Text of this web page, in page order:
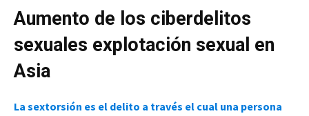
Aumento de los ciberdelitos
sexuales explotación sexual en
Asia
La sextorsión es el delito a través el cual una persona